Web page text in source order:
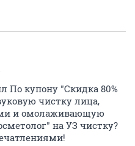
По купону "Скидка 80%
чистку лица,
и омолаживающую
на УЗ чистку?